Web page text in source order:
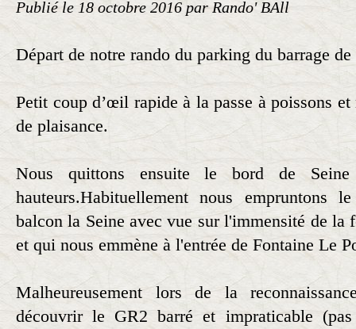
Publié le 18 octobre 2016 par Rando' BAll
Départ de notre rando du parking du barrage
Petit coup d’œil rapide à la passe à poissons
de plaisance.
Nous quittons ensuite le bord de
hauteurs.Habituellement nous empruntons
balcon la Seine avec vue sur l'immensité de la
et qui nous emmène à l'entrée de Fontaine Le
Malheureusement lors de la
découvrir le GR2 barré et impraticable